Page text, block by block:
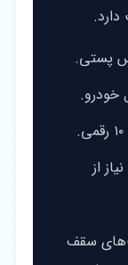
پستی.
خودرو.
از
سقف